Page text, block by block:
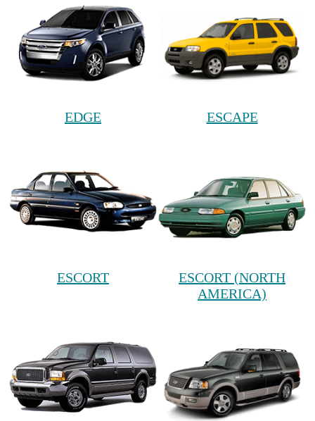
EDGE ESCAPE
ESCORT
ESCORT (NORTH
AMERICA)